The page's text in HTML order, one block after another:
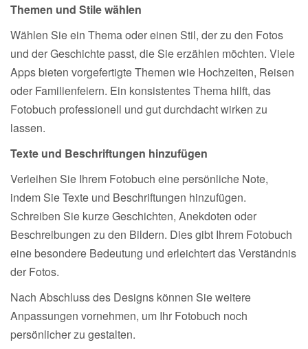
Themen und Stile wählen
Wählen Sie ein Thema oder einen Stil, der zu den Fotos
und der Geschichte passt, die Sie erzählen möchten. Viele
Apps bieten vorgefertigte Themen wie Hochzeiten, Reisen
oder Familienfeiern. Ein konsistentes Thema hilft, das
Fotobuch professionell und gut durchdacht wirken zu
lassen.
Texte und Beschriftungen hinzufügen
Verleihen Sie Ihrem Fotobuch eine persönliche Note,
indem Sie Texte und Beschriftungen hinzufügen.
Schreiben Sie kurze Geschichten, Anekdoten oder
Beschreibungen zu den Bildern. Dies gibt Ihrem Fotobuch
eine besondere Bedeutung und erleichtert das Verständnis
der Fotos.
Nach Abschluss des Designs können Sie weitere
Anpassungen vornehmen, um Ihr Fotobuch noch
persönlicher zu gestalten.